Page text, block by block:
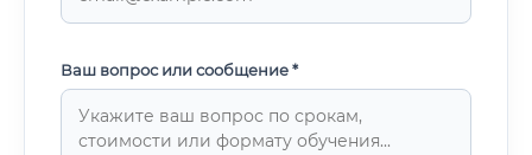
Ваш вопрос или сообщение *